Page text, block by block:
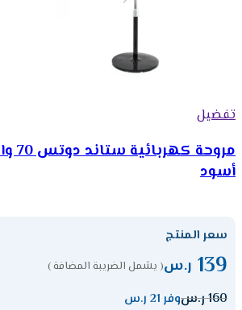
تفضيل
أسود
سعر المنتج
139 ر.س( يشمل الضريبة المضافة )
160ر.سوفر 21 ر.س